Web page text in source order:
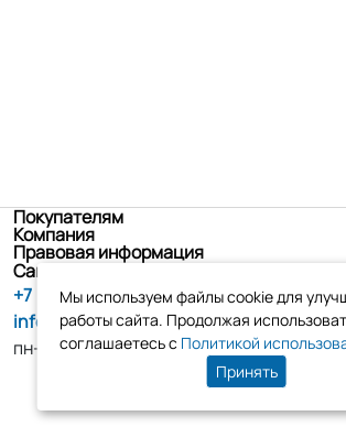
Покупателям
Компания
Правовая информация
Санкт-Петербург, ул. Новоселов д. 8
+7 (800) 555-86-90
info@tk-elko.ru
пн-пт, 10:00 - 18:00
Мы используем файлы cookie для
работы сайта. Продолжая
соглашаетесь с Политикой
Принять